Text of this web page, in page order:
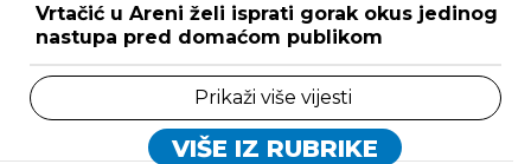
Vrtačić u Areni želi isprati gorak okus jedinog
nastupa pred domaćom publikom
Prikaži više vijesti
VIŠE IZ RUBRIKE